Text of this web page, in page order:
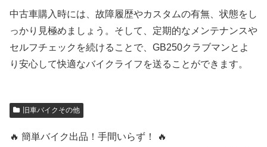
中古車購入時には、故障履歴やカスタムの有無、状態をし
っかり見極めましょう。そして、定期的なメンテナンスや
セルフチェックを続けることで、GB250クラブマンとよ
り安心して快適なバイクライフを送ることができます。
旧車バイクその他
🔥 簡単バイク出品！手間いらず！ 🔥